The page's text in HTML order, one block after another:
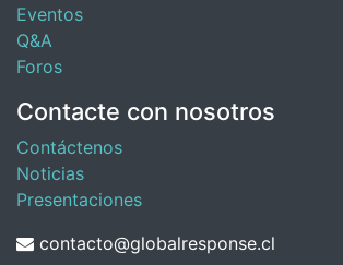
Eventos
Q&A
Foros
Contacte con nosotros
Contáctenos
Noticias
Presentaciones
contacto@globalresponse.cl